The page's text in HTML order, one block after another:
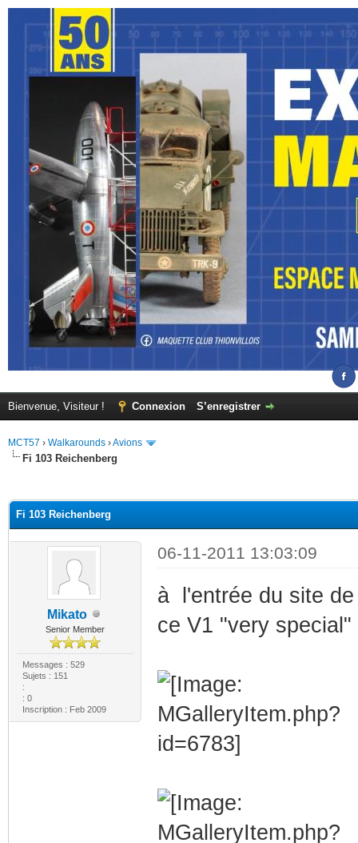
Bienvenue, Visiteur ! Connexion S’enregistrer
MCT57 › Walkarounds ›Avions
Fi 103 Reichenberg
Fi 103 Reichenberg
Mikato
Senior Member
Messages : 529
Sujets : 151
:
: 0
Inscription : Feb 2009
06-11-2011 13:03:09
à l'entrée du site
ce V1 "very